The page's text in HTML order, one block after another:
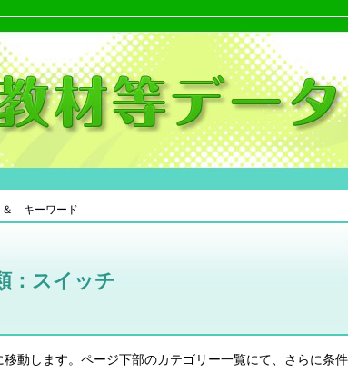
キーワード
：スイッチ
動します。ページ下部のカテゴリー一覧にて、さらに条